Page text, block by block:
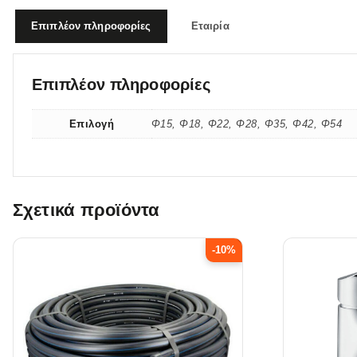
Επιπλέον πληροφορίες Εταιρία
Επιπλέον πληροφορίες
Επιλογή Φ15, Φ18, Φ22, Φ28, Φ35, Φ42, Φ54
Σχετικά προϊόντα
-10%